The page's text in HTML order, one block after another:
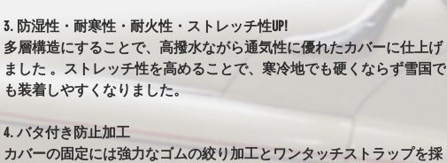
3. 防湿性・耐寒性・耐火性・ストレッチ性UP!
多層構造にすることで、高撥水ながら通気性に優れたカバーに仕上げ
ました 。ストレッチ性を高めることで、寒冷地でも硬くならず雪国で
も装着しやすくなりました。
4. バタ付き防止加工
カバーの固定には強力なゴムの絞り加工とワンタッチストラップを採